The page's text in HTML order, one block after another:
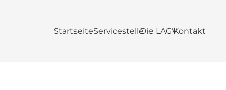
StartseiteServicestelleDie LAGVKontakt